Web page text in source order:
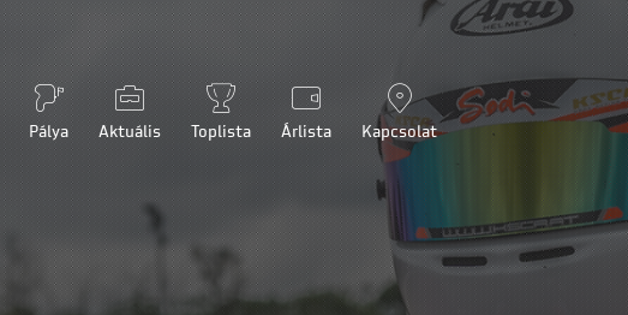
Pálya Aktuális Toplista Árlista Kapcsolat